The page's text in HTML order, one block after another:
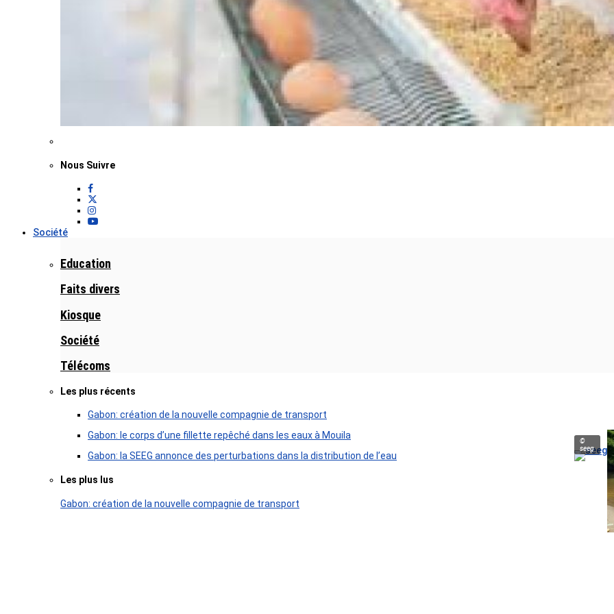
Nous Suivre
Société
Education
Faits divers
Kiosque
Société
Télécoms
Les plus récents
Gabon: création de la nouvelle compagnie de transport
Gabon: le corps d’une fillette repêché dans les eaux à Mouila
©
seeg
Gabon: la SEEG annonce des perturbations dans la distribution de l’eau
Les plus lus
Gabon: création de la nouvelle compagnie de transport